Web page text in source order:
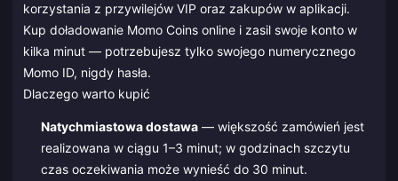
korzystania z przywilejów VIP oraz zakupów w aplikacji.
Kup doładowanie Momo Coins online i zasil swoje konto w
kilka minut — potrzebujesz tylko swojego numerycznego
Momo ID, nigdy hasła.
Dlaczego warto kupić
Natychmiastowa dostawa— większość zamówień jest
realizowana w ciągu 1–3 minut; w godzinach szczytu
czas oczekiwania może wynieść do 30 minut.